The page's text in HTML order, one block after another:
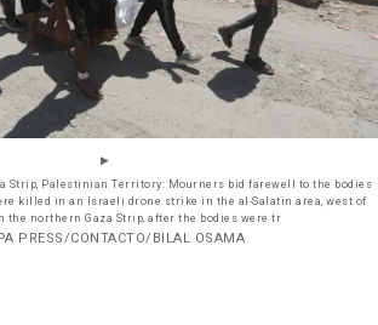
Strip, Palestinian Territory: Mourners bid farewell to the bodies
killed in an Israeli drone strike in the al-Salatin area, west of
the northern Gaza Strip, after the bodies were tr
PRESS/CONTACTO/BILAL OSAMA